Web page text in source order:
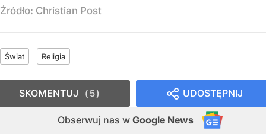
Źródło: Christian Post
Świat Religia
UDOSTĘPNIJ
Obserwuj nas w Google News
SKOMENTUJ 5